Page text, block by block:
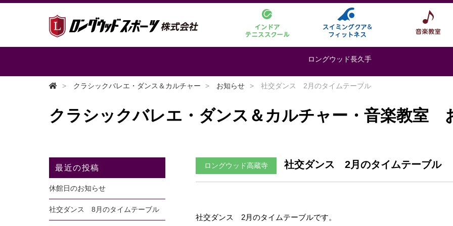
ロングウッド長久手
クラシックバレエ・ダンス＆カルチャー お知らせ 社交ダンス 2月のタイムテーブル
クラシックバレエ・ダンス＆カルチャー・音楽教室
最近の投稿
休館日のお知らせ
社交ダンス 8月のタイムテーブル
ロングウッド高蔵寺 社交ダンス 2月のタイムテーブル
社交ダンス 2月のタイムテーブルです。